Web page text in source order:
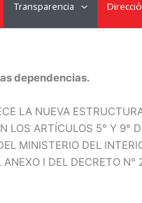
Transparencia
dependencias.
LA NUEVA
LOS ARTÍCULOS 5° Y 9°
MINISTERIO DEL
I DEL DECRETO